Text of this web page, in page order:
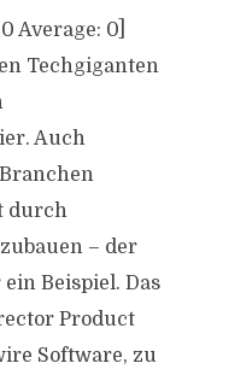
Average: 0]
Techgiganten
Auch
durch
– der
Beispiel. Das
Product
Software, zu